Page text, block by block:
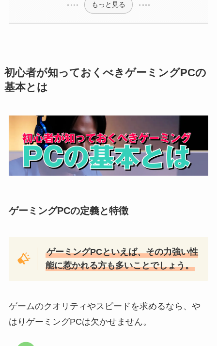
もっと見る
初心者が知っておくべきゲーミングPCの
基本とは
ゲーミングPCの定義と特徴
ゲーミングPCといえば、その力強い性
能に惹かれる方も多いことでしょう。
ゲームのクオリティやスピードを求めるなら、や
はりゲーミングPCは欠かせません。